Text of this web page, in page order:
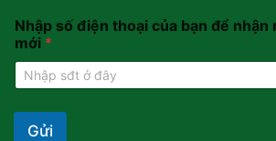
Nhập số điện thoại của bạn để nhận
mới *
Gửi